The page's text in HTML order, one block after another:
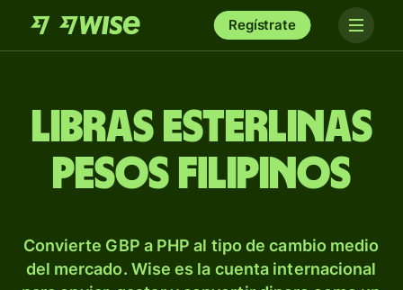
Regístrate
Libras esterlinas
pesos filipinos
Convierte GBP a PHP al tipo de cambio medio
del mercado. Wise es la cuenta internacional